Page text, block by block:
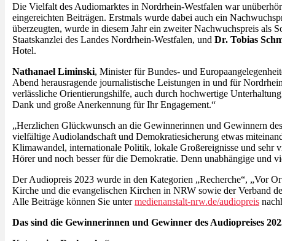
Die Vielfalt des Audiomarktes in Nordrhein-Westfalen war
eingereichten Beiträgen. Erstmals wurde dabei auch ein
überzeugten, wurde in diesem Jahr ein zweiter Nachwuchspreis als
Staatskanzlei des Landes Nordrhein-Westfalen, und Dr. Tobias
Hotel.
Nathanael Liminski, Minister für Bundes- und
Abend herausragende journalistische Leistungen in und für
verlässliche Orientierungshilfe, auch durch hochwertige
Dank und große Anerkennung für Ihr Engagement.“
„Herzlichen Glückwunsch an die Gewinnerinnen und Gewinnern
vielfältige Audiolandschaft und Demokratiesicherung etwas
Klimawandel, internationale Politik, lokale Großereignisse und sehr
Hörer und noch besser für die Demokratie. Denn unabhängige und
Der Audiopreis 2023 wurde in den Kategorien „Recherche“, „Vor
Kirche und die evangelischen Kirchen in NRW sowie der Verband
Alle Beiträge können Sie untermedienanstalt-nrw.de/audiopreis
Das sind die Gewinnerinnen und Gewinner des Audiopreises